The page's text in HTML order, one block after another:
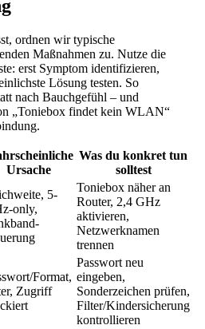
ordnen wir typische
Maßnahmen zu. Nutze die
erst Symptom identifizieren,
Lösung testen. So
nach Bauchgefühl – und
„Toniebox findet kein WLAN“
Ursache
Was du konkret tun
solltest
5-
only,
Toniebox näher an
Router, 2,4 GHz
aktivieren,
Netzwerknamen
trennen
Format,
Zugriff
Passwort neu
eingeben,
Sonderzeichen prüfen,
Filter/Kindersicherung
kontrollieren